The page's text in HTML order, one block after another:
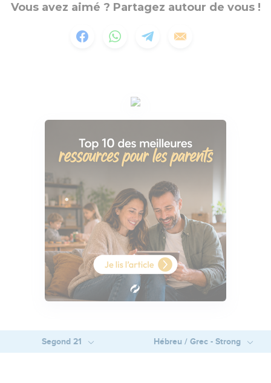
Vous avez aimé ? Partagez autour de vous !
Segond 21 Hébreu / Grec - Strong